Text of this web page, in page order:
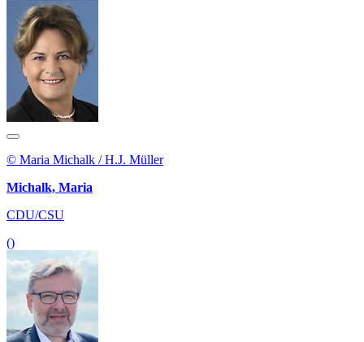
© Maria Michalk / H.J. Müller
Michalk, Maria
CDU/CSU
()